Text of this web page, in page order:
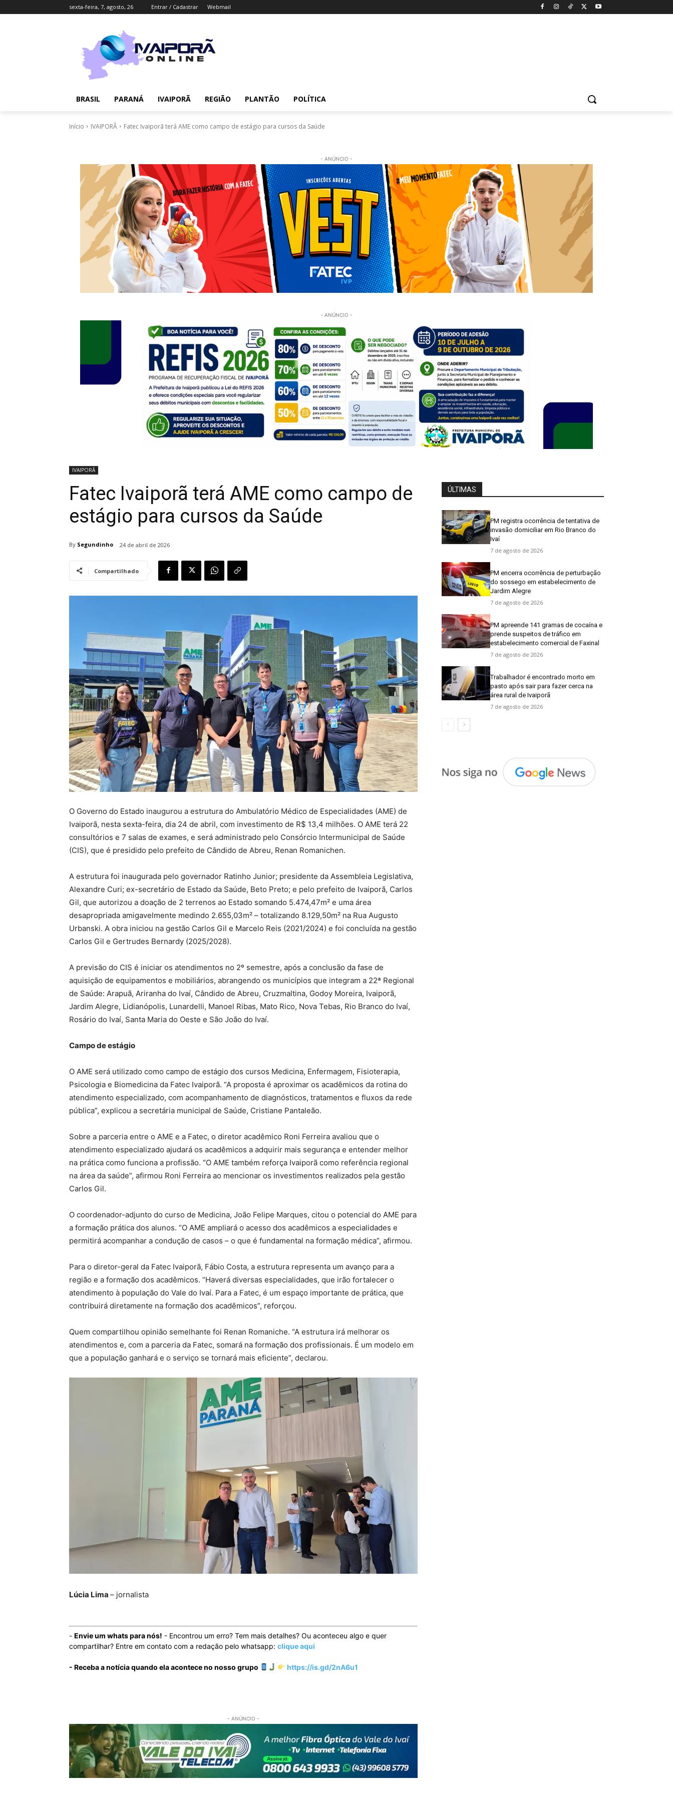
sexta-feira, 7, agosto, 26 Entrar / Cadastrar Webmail
BRASIL PARANÁ IVAIPORÃ REGIÃO PLANTÃO POLÍTICA
Início IVAIPORÃ Fatec Ivaiporã terá AME como campo de estágio para cursos da Saúde
- ANÚNCIO -
- ANÚNCIO -
IVAIPORÃ
Fatec Ivaiporã terá AME como campo de
estágio para cursos da Saúde
By Segundinho 24 de abril de 2026
Compartilhado
O Governo do Estado inaugurou a estrutura do Ambulatório Médico de Especialidades (AME) de
Ivaiporã, nesta sexta-feira, dia 24 de abril, com investimento de R$ 13,4 milhões. O AME terá 22
consultórios e 7 salas de exames, e será administrado pelo Consórcio Intermunicipal de Saúde
(CIS), que é presidido pelo prefeito de Cândido de Abreu, Renan Romanichen.
A estrutura foi inaugurada pelo governador Ratinho Junior; presidente da Assembleia Legislativa,
Alexandre Curi; ex-secretário de Estado da Saúde, Beto Preto; e pelo prefeito de Ivaiporã, Carlos
Gil, que autorizou a doação de 2 terrenos ao Estado somando 5.474,47m² e uma área
desapropriada amigavelmente medindo 2.655,03m² – totalizando 8.129,50m² na Rua Augusto
Urbanski. A obra iniciou na gestão Carlos Gil e Marcelo Reis (2021/2024) e foi concluída na gestão
Carlos Gil e Gertrudes Bernardy (2025/2028).
A previsão do CIS é iniciar os atendimentos no 2º semestre, após a conclusão da fase de
aquisição de equipamentos e mobiliários, abrangendo os municípios que integram a 22ª Regional
de Saúde: Arapuã, Ariranha do Ivaí, Cândido de Abreu, Cruzmaltina, Godoy Moreira, Ivaiporã,
Jardim Alegre, Lidianópolis, Lunardelli, Manoel Ribas, Mato Rico, Nova Tebas, Rio Branco do Ivaí,
Rosário do Ivaí, Santa Maria do Oeste e São João do Ivaí.
Campo de estágio
O AME será utilizado como campo de estágio dos cursos Medicina, Enfermagem, Fisioterapia,
Psicologia e Biomedicina da Fatec Ivaiporã. “A proposta é aproximar os acadêmicos da rotina do
atendimento especializado, com acompanhamento de diagnósticos, tratamentos e fluxos da rede
pública”, explicou a secretária municipal de Saúde, Cristiane Pantaleão.
Sobre a parceria entre o AME e a Fatec, o diretor acadêmico Roni Ferreira avaliou que o
atendimento especializado ajudará os acadêmicos a adquirir mais segurança e entender melhor
na prática como funciona a profissão. “O AME também reforça Ivaiporã como referência regional
na área da saúde”, afirmou Roni Ferreira ao mencionar os investimentos realizados pela gestão
Carlos Gil.
O coordenador-adjunto do curso de Medicina, João Felipe Marques, citou o potencial do AME para
a formação prática dos alunos. “O AME ampliará o acesso dos acadêmicos a especialidades e
permitirá acompanhar a condução de casos – o que é fundamental na formação médica”, afirmou.
Para o diretor-geral da Fatec Ivaiporã, Fábio Costa, a estrutura representa um avanço para a
região e a formação dos acadêmicos. “Haverá diversas especialidades, que irão fortalecer o
atendimento à população do Vale do Ivaí. Para a Fatec, é um espaço importante de prática, que
contribuirá diretamente na formação dos acadêmicos”, reforçou.
Quem compartilhou opinião semelhante foi Renan Romaniche. “A estrutura irá melhorar os
atendimentos e, com a parceria da Fatec, somará na formação dos profissionais. É um modelo em
que a população ganhará e o serviço se tornará mais eficiente”, declarou.
Lúcia Lima – jornalista
- Envie um whats para nós! - Encontrou um erro? Tem mais detalhes? Ou aconteceu algo e quer
compartilhar? Entre em contato com a redação pelo whatsapp: clique aqui
- Receba a notícia quando ela acontece no nosso grupo https://is.gd/2nA6u1
- ANÚNCIO -
ÚLTIMAS
PM registra ocorrência de tentativa de
invasão domiciliar em Rio Branco do
Ivaí
7 de agosto de 2026
PM encerra ocorrência de perturbação
do sossego em estabelecimento de
Jardim Alegre
7 de agosto de 2026
PM apreende 141 gramas de cocaína e
prende suspeitos de tráfico em
estabelecimento comercial de Faxinal
7 de agosto de 2026
Trabalhador é encontrado morto em
pasto após sair para fazer cerca na
área rural de Ivaiporã
7 de agosto de 2026